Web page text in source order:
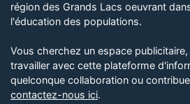
région des Grands Lacs oeuvrant
l'éducation des populations.
Vous cherchez un espace
travailler avec cette plateforme
quelconque collaboration ou
contactez-nous ici.